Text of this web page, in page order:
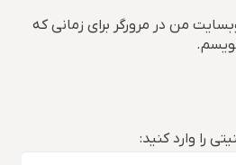
من در مرورگر برای زمانی که
را وارد کنید: